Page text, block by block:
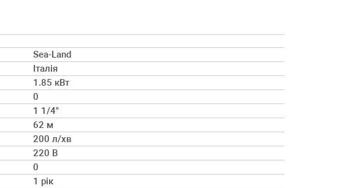
Sea-Land
Італія
1.85 кВт
0
1 1/4"
62 м
200 л/хв
220 В
0
1 рік